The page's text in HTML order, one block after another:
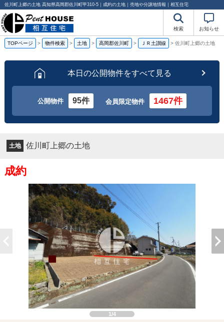
佐川町上郷の土地 高知県高岡郡佐川町甲310-5｜成約の土地｜売地や分譲地情報｜相互住宅
検索 お知らせ
TOPページ > 物件検索 > 土地 > 高岡郡佐川町 > ＪＲ土讃線 > 佐川町上郷の土地
本日の公開物件をすべて見る
公開物件 95件 会員限定物件 1467件
土地 佐川町上郷の土地
成約
1/4